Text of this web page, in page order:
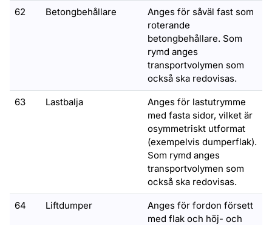
62 Betongbehållare
Anges för såväl fast som
roterande
betongbehållare. Som
rymd anges
transportvolymen som
också ska redovisas.
63 Lastbalja
Anges för lastutrymme
med fasta sidor, vilket är
osymmetriskt utformat
(exempelvis dumperflak).
Som rymd anges
transportvolymen som
också ska redovisas.
64 Liftdumper
Anges för fordon försett
med flak och höj- och